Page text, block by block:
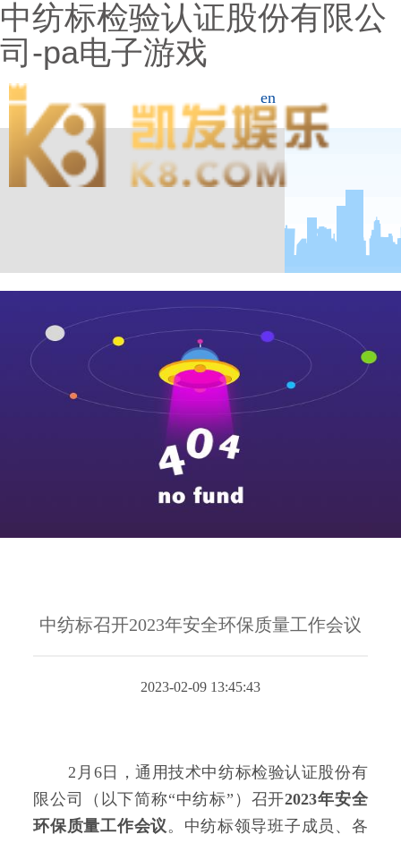
中纺标检验认证股份有限公
司-pa电子游戏
en
中纺标召开2023年安全环保质量工作会议
2023-02-09 13:45:43
2月6日，通用技术中纺标检验认证股份有
限公司（以下简称“中纺标”）召开2023年安全
环保质量工作会议。中纺标领导班子成员、各